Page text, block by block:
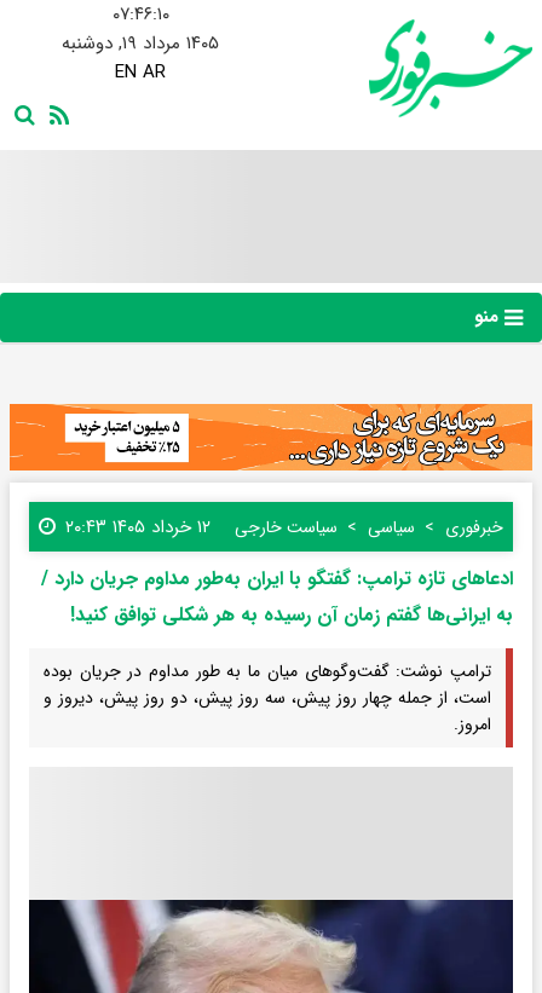
۰۷:۴۶:۱۲
۱۴۰۵ مرداد ۱۹, دوشنبه
EN AR
منو
خبرفوری سیاسی سیاست خارجی ۱۲ خرداد ۱۴۰۵ ۲۰:۴۳
ادعاهای تازه ترامپ: گفتگو با ایران به‌طور مداوم جریان دارد /
به ایرانی‌ها گفتم زمان آن رسیده به هر شکلی توافق کنید!
ترامپ نوشت: گفت‌وگوهای میان ما به طور مداوم در جریان بوده
است، از جمله چهار روز پیش، سه روز پیش، دو روز پیش، دیروز و
امروز.